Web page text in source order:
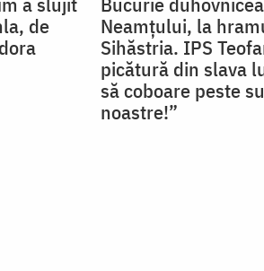
de
Neamțului, la
Sihăstria. IPS
picătură din slava
să coboare peste
noastre!”